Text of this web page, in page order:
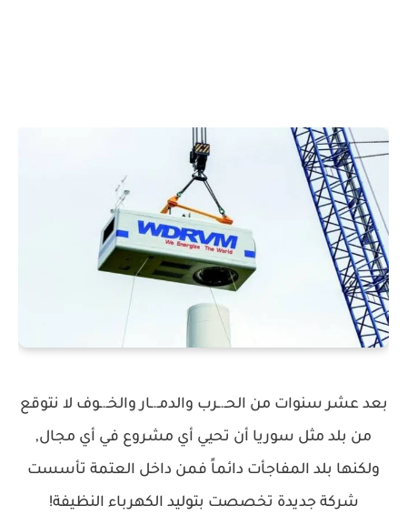
بعد عشر سنوات من الحـ.ـرب والدمـ.ـار والخـ.ـوف لا نتوقع
من بلد مثل سوريا أن تحيي أي مشروع في أي مجال,
ولكنها بلد المفاجأت دائماً فمن داخل العتمة تأسست
شركة جديدة تخصصت بتوليد الكهرباء النظيفة!